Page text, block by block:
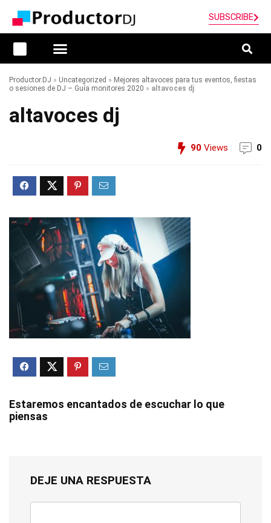
SUBSCRIBE
Productor.DJ » Uncategorized » Mejores altavoces para tus eventos, fiestas
o sesiones de DJ – Guía monitores 2020 » altavoces dj
altavoces dj
90 Views 0
Estaremos encantados de escuchar lo que
piensas
DEJE UNA RESPUESTA